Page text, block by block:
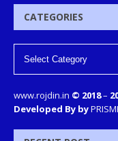
CATEGORIES
www.rojdin.in © 2018–
Developed By by